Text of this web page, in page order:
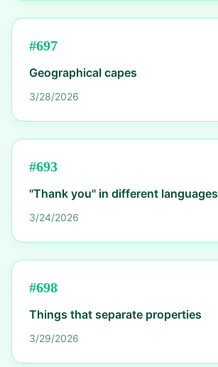
#697
Geographical capes
3/28/2026
#693
"Thank you" in different languages
3/24/2026
#698
Things that separate properties
3/29/2026